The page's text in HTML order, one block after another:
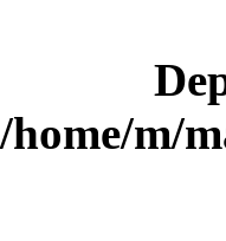
/home/m/